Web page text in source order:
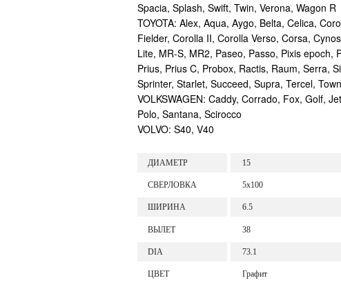
Spacia, Splash, Swift, Twin, Verona, Wagon R
TOYOTA: Alex, Aqua, Aygo, Belta, Celica,
Fielder, Corolla II, Corolla Verso, Corsa,
Lite, MR-S, MR2, Paseo, Passo, Pixis epoch,
Prius, Prius C, Probox, Ractis, Raum, Serra,
Sprinter, Starlet, Succeed, Supra, Tercel,
VOLKSWAGEN: Caddy, Corrado, Fox, Golf,
Polo, Santana, Scirocco
VOLVO: S40, V40
ДИАМЕТР 15
СВЕРЛОВКА 5x100
ШИРИНА 6.5
ВЫЛЕТ 38
DIA 73.1
ЦВЕТ Графит